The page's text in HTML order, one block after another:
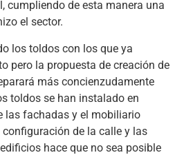
cumpliendo de esta manera una
el sector.
los toldos con los que ya
pero la propuesta de creación de
más concienzudamente
toldos se han instalado en
las fachadas y el mobiliario
de la calle y las
hace que no sea posible